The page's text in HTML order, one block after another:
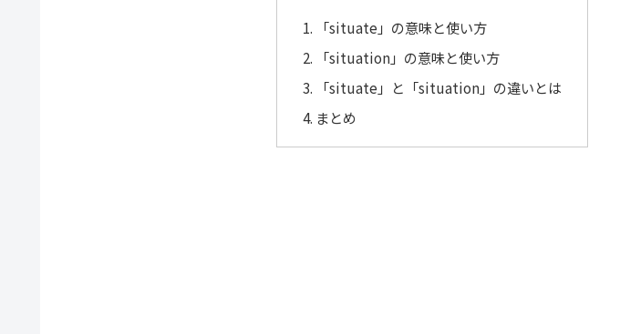
「situate」の意味と使い方
「situation」の意味と使い方
「situate」と「situation」の違いとは
まとめ